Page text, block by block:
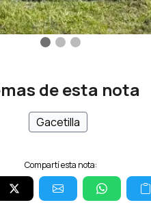
de esta nota
Gacetilla
Compartí esta nota: